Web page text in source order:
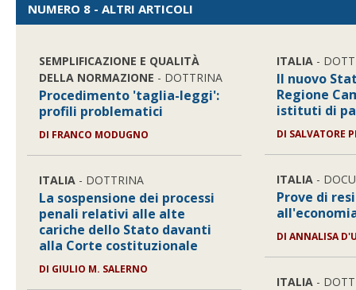
NUMERO 8 - ALTRI ARTICOLI
SEMPLIFICAZIONE E QUALITÀ
DELLA NORMAZIONE - DOTTRINA
Procedimento 'taglia-leggi':
profili problematici
DI FRANCO MODUGNO
ITALIA - DOTTRINA
La sospensione dei processi
penali relativi alle alte
cariche dello Stato davanti
alla Corte costituzionale
DI GIULIO M. SALERNO
ITALIA -
Il nuovo
Regione
istituti di
DI SALVATORE
ITALIA -
Prove di
DI ANNALISA
ITALIA -